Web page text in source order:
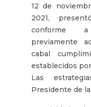
12 de
2021,
conforme
previamente
cabal
establecidos
Las
Presidente de la